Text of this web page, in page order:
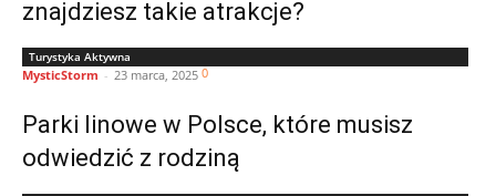
znajdziesz takie atrakcje?
Turystyka Aktywna
MysticStorm - 23 marca, 2025 0
Parki linowe w Polsce, które musisz
odwiedzić z rodziną